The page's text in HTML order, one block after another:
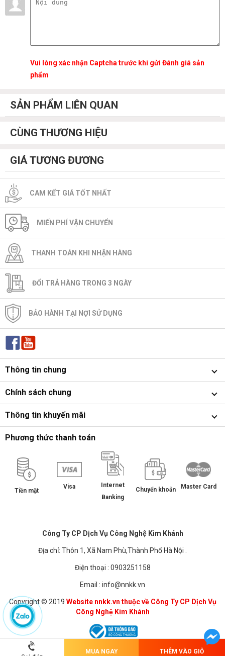
Vui lòng xác nhận Captcha trước khi gửi Đánh giá sản
phẩm
SẢN PHẨM LIÊN QUAN
CÙNG THƯƠNG HIỆU
GIÁ TƯƠNG ĐƯƠNG
MUA NGAY THÊM VÀO GIỎ
CAM KẾT GIÁ TỐT NHẤT
MIẾN PHÍ VẬN CHUYỂN
THANH TOÁN KHI NHẬN HÀNG
ĐỔI TRẢ HÀNG TRONG 3 NGÀY
BẢO HÀNH TẠI NỢI SỬ DỤNG
Thông tin chung
Chính sách chung
Thông tin khuyến mãi
Phương thức thanh toán
Tiền mặt
Visa
Internet
Banking
Chuyển khoản Master Card
Công Ty CP Dịch Vụ Công Nghệ Kim Khánh
Địa chỉ: Thôn 1, Xã Nam Phù,Thành Phố Hà Nội .
Điện thoại : 0903251158
Email : info@nnkk.vn
Copyright © 2019 Website nnkk.vn thuộc về Công Ty CP Dịch Vụ
Công Nghệ Kim Khánh
Chuyển sang phiên bản dành cho PC